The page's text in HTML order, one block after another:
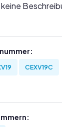
CEXV19C